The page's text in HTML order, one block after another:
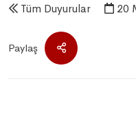
Tüm Duyurular 20
Paylaş